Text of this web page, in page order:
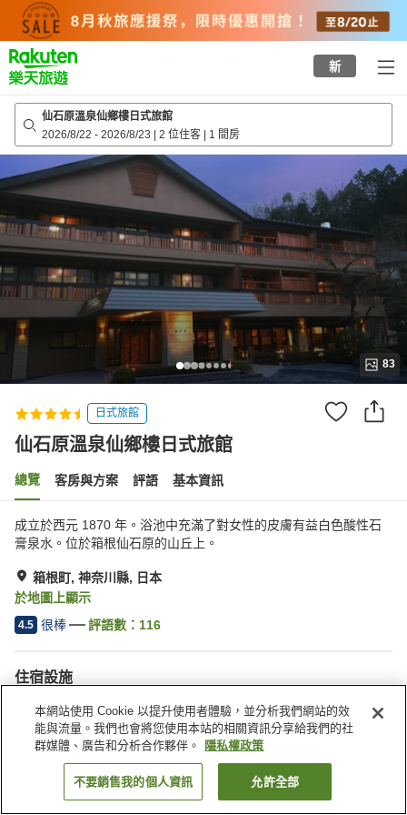
top
page
新
仙石原溫泉仙鄉樓日式旅館
2026/8/22 - 2026/8/23 | 2 位住客 | 1 間房
83
日式旅館
仙石原溫泉仙鄉樓日式旅館
總覽 客房與方案 評語 基本資訊
成立於西元 1870 年。浴池中充滿了對女性的皮膚有益白色酸性石
膏泉水。位於箱根仙石原的山丘上。
箱根町, 神奈川縣, 日本
於地圖上顯示
4.5 很棒 評語數： 116
住宿設施
停車場
Spa／美容沙龍
私人餐廳
休息室
找客房
本網站使用 Cookie 以提升使用者體驗，並分析我們網站的效
能與流量。我們也會將您使用本站的相關資訊分享給我們的社
群媒體、廣告和分析合作夥伴。
隱私權政策
不要銷售我的個人資訊 允許全部